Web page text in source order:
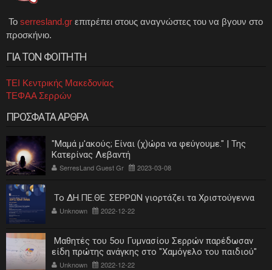
Το serresland.gr επιτρέπει στους αναγνώστες του να βγουν στο
προσκήνιο.
ΓΙΑ ΤΟΝ ΦΟΙΤΗΤΗ
ΤΕΙ Κεντρικής Μακεδονίας
ΤΕΦΑΑ Σερρών
ΠΡΟΣΦΑΤΑ ΑΡΘΡΑ
"Μαμά μ'ακούς; Είναι (χ)ώρα να φεύγουμε." | Της
Κατερίνας Λεβαντή
SerresLand Guest Gr 2023-03-08
Το ΔΗ.ΠΕ.ΘΕ. ΣΕΡΡΩΝ γιορτάζει τα Χριστούγεννα
Unknown 2022-12-22
Μαθητές του 5ου Γυμνασίου Σερρών παρέδωσαν
είδη πρώτης ανάγκης στο "Χαμόγελο του παιδιού"
Unknown 2022-12-22